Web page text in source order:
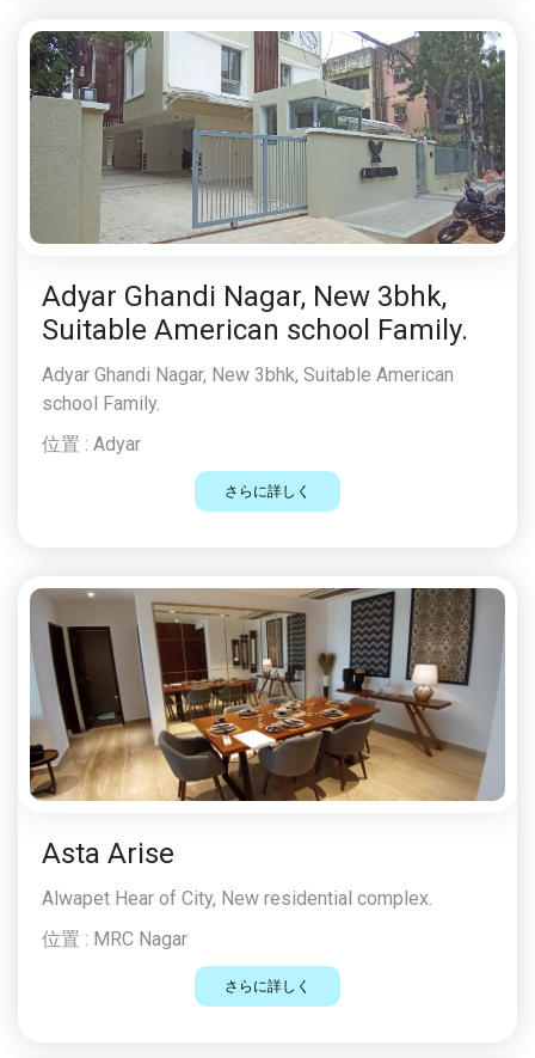
Adyar Ghandi Nagar, New 3bhk,
Suitable American school Family.
Adyar Ghandi Nagar, New 3bhk, Suitable American
school Family.
位置 : Adyar
さらに詳しく
Asta Arise
Alwapet Hear of City, New residential complex.
位置 : MRC Nagar
さらに詳しく